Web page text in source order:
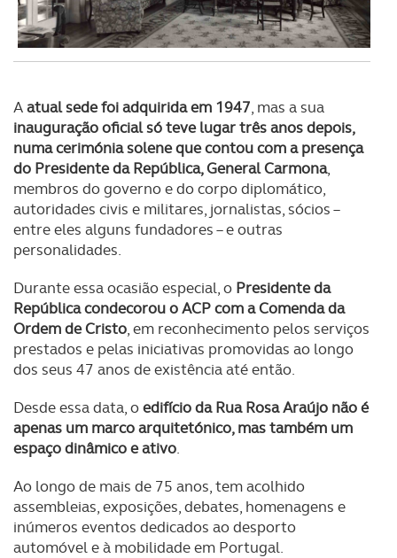
consentimento e quando tal se afigure estritamente
necessário no contexto dos serviços a prestar.
experiência de navegação no Website e nos serviços
disponibilizados.
Consulte a política de cookies do site.
Aatual sede foi adquirida em 1947, mas a sua
inauguração oficial só teve lugar três anos depois,
numa cerimónia solene que contou com a presença
do Presidente da República, General Carmona,
membros do governo e do corpo diplomático,
autoridades civis e militares, jornalistas, sócios –
entre eles alguns fundadores – e outras
personalidades.
Durante essa ocasião especial, o Presidente da
República condecorou o ACP com a Comenda da
Ordem de Cristo, em reconhecimento pelos serviços
prestados e pelas iniciativas promovidas ao longo
dos seus 47 anos de existência até então.
Desde essa data, oedifício da Rua Rosa Araújo não é
apenas um marco arquitetónico, mas também um
espaço dinâmico e ativo.
Ao longo de mais de 75 anos, tem acolhido
assembleias, exposições, debates, homenagens e
inúmeros eventos dedicados ao desporto
automóvel e à mobilidade em Portugal.